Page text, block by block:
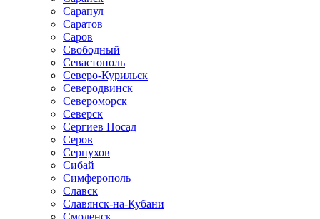
Сарапул
Саратов
Саров
Свободный
Севастополь
Северо-Курильск
Северодвинск
Североморск
Северск
Сергиев Посад
Серов
Серпухов
Сибай
Симферополь
Славск
Славянск-на-Кубани
Смоленск